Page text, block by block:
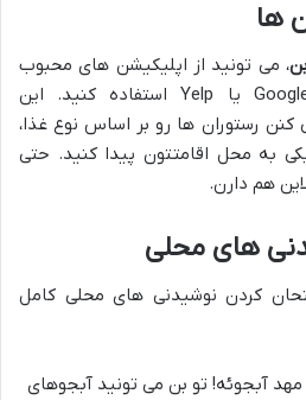
ها
، می تونید از اپلیکیشن های محبوب
مثل Google Maps، Tripadvisor یا Yelp استفاده کنید. این
رستوران ها رو بر اساس نوع غذا،
به محل اقامتتون پیدا کنید. حتی
هم دارن.
های محلی
کردن نوشیدنی های محلی کامل
مهد آبجوئه! تو بن می تونید آبجوهای